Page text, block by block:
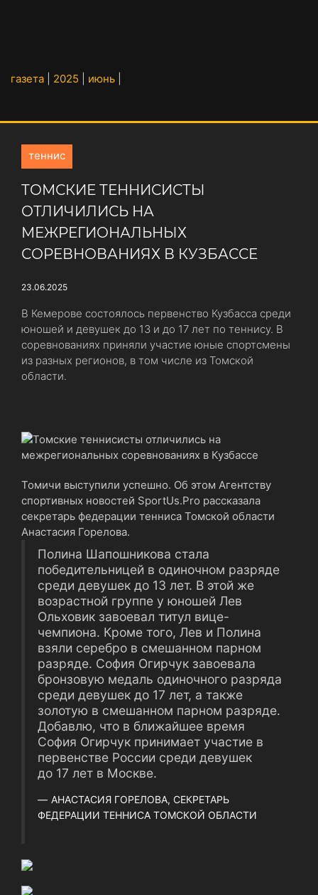
газета 2025 июнь
теннис
ТОМСКИЕ ТЕННИСИСТЫ
ОТЛИЧИЛИСЬ НА
МЕЖРЕГИОНАЛЬНЫХ
СОРЕВНОВАНИЯХ В КУЗБАССЕ
23.06.2025
В Кемерове состоялось первенство Кузбасса среди
юношей и девушек до 13 и до 17 лет по теннису. В
соревнованиях приняли участие юные спортсмены
из разных регионов, в том числе из Томской
области.
Томичи выступили успешно. Об этом Агентству
спортивных новостей SportUs.Pro рассказала
секретарь федерации тенниса Томской области
Анастасия Горелова.
Полина Шапошникова стала
победительницей в одиночном разряде
среди девушек до 13 лет. В этой же
возрастной группе у юношей Лев
Ольховик завоевал титул вице-
чемпиона. Кроме того, Лев и Полина
взяли серебро в смешанном парном
разряде. София Огирчук завоевала
бронзовую медаль одиночного разряда
среди девушек до 17 лет, а также
золотую в смешанном парном разряде.
Добавлю, что в ближайшее время
София Огирчук принимает участие в
первенстве России среди девушек
до 17 лет в Москве.
АНАСТАСИЯ ГОРЕЛОВА, СЕКРЕТАРЬ
ФЕДЕРАЦИИ ТЕННИСА ТОМСКОЙ ОБЛАСТИ